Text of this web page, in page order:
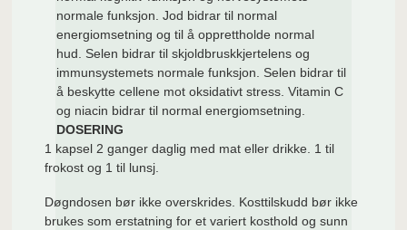
normale funksjon. Jod bidrar til normal
energiomsetning og til å opprettholde normal
hud. Selen bidrar til skjoldbruskkjertelens og
immunsystemets normale funksjon. Selen bidrar til
å beskytte cellene mot oksidativt stress. Vitamin C
og niacin bidrar til normal energiomsetning.
DOSERING
1 kapsel 2 ganger daglig med mat eller drikke. 1 til
frokost og 1 til lunsj.
Døgndosen bør ikke overskrides. Kosttilskudd bør ikke
brukes som erstatning for et variert kosthold og sunn